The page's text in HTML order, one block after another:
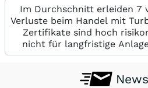
Im Durchschnitt erleiden 7
Verluste beim Handel mit
Zertifikate sind hoch
nicht für langfristige